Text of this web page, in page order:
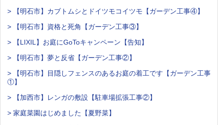
> 【明石市】カブトムシとドイツモコイツモ【ガーデン工事④】
> 【明石市】資格と死角【ガーデン工事③】
> 【LIXIL】お庭にGoToキャンペーン【告知】
> 【明石市】夢と反省【ガーデン工事②】
> 【明石市】目隠しフェンスのあるお庭の着工です【ガーデン工事
①】
> 【加西市】レンガの敷設【駐車場拡張工事②】
> 家庭菜園はじめました【夏野菜】